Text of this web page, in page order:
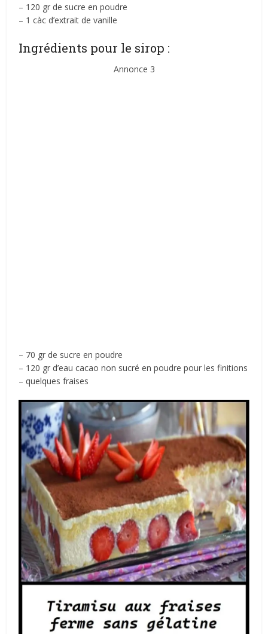
– 120 gr de sucre en poudre
– 1 càc d’extrait de vanille
Ingrédients pour le sirop :
Annonce 3
– 70 gr de sucre en poudre
– 120 gr d’eau cacao non sucré en poudre pour les finitions
– quelques fraises